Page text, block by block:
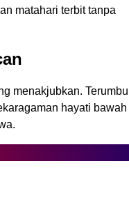
matahari terbit tanpa
menakjubkan. Terumbu
hayati bawah